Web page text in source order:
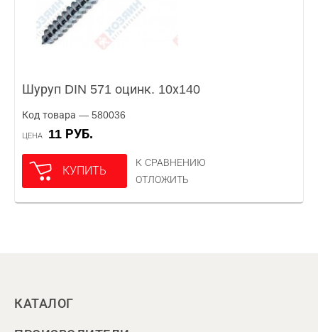
Шуруп DIN 571 оцинк. 10х140
Код товара — 580036
ЦЕНА 11 РУБ.
КУПИТЬ
К СРАВНЕНИЮ
ОТЛОЖИТЬ
КАТАЛОГ